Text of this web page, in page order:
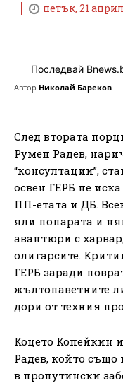
петък, 21 април
Последвай
Автор Николай Бареков
След втората
Румен Радев,
“консултации”,
освен ГЕРБ не
ПП-етата и ДБ.
яли попарата и
авантюри с
олигарсите.
ГЕРБ заради
жълтопаветните
дори от техния
Коцето Копейкин
Радев, който също
в пропутински